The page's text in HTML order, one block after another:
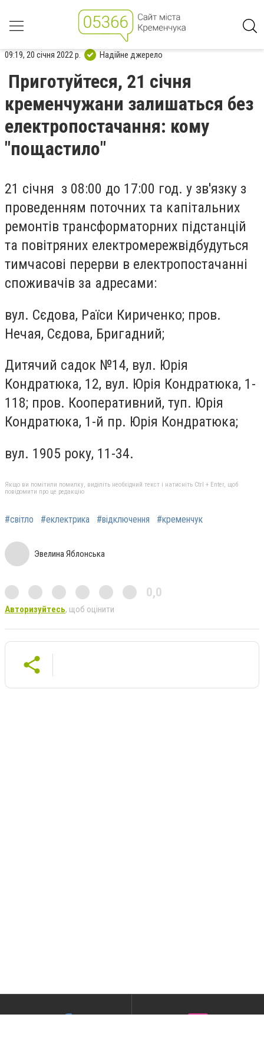
09:19, 20 січня 2022 р. Надійне джерело
Приготуйтеся, 21 січня
кременчужани залишаться без
електропостачання: кому
"пощастило"
21 січня з 08:00 до 17:00 год. у зв'язку з
проведенням поточних та капітальних
ремонтів трансформаторних підстанцій
та повітряних електромережвідбудуться
тимчасові перерви в електропостачанні
споживачів за адресами:
вул. Сєдова, Раїси Кириченко; пров.
Нечая, Сєдова, Бригадний;
Дитячий садок №14, вул. Юрія
Кондратюка, 12, вул. Юрія Кондратюка, 1-
118; пров. Кооперативний, туп. Юрія
Кондратюка, 1-й пр. Юрія Кондратюка;
вул. 1905 року, 11-34.
Якщо ви помітили помилку, виділіть необхідний текст і натисніть Ctrl + Enter, щоб
повідомити про це редакцію
#світло #еклектрика #відключення #кременчук
Эвелина Яблонська
0,0
Авторизуйтесь, щоб оцінити